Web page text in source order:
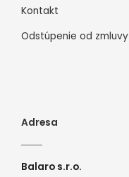
Kontakt
Odstúpenie od zmluvy
Adresa
Balaro s.r.o.